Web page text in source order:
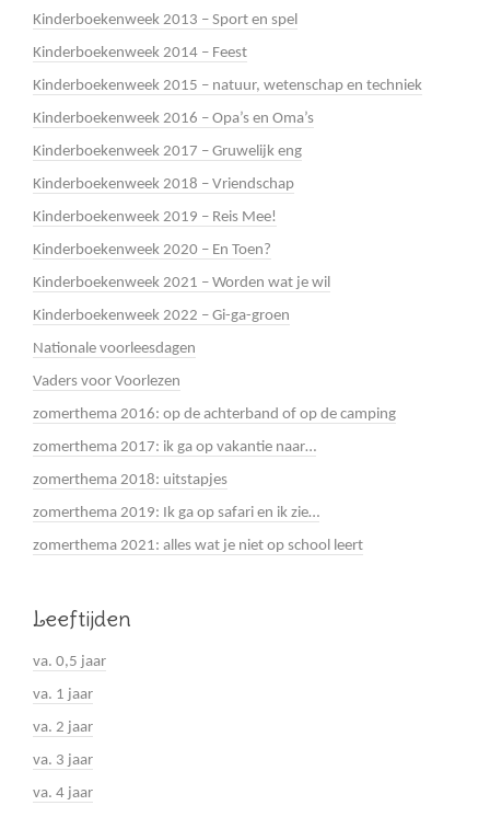
Kinderboekenweek 2013 – Sport en spel
Kinderboekenweek 2014 – Feest
Kinderboekenweek 2015 – natuur, wetenschap en techniek
Kinderboekenweek 2016 – Opa’s en Oma’s
Kinderboekenweek 2017 – Gruwelijk eng
Kinderboekenweek 2018 – Vriendschap
Kinderboekenweek 2019 – Reis Mee!
Kinderboekenweek 2020 – En Toen?
Kinderboekenweek 2021 – Worden wat je wil
Kinderboekenweek 2022 – Gi-ga-groen
Nationale voorleesdagen
Vaders voor Voorlezen
zomerthema 2016: op de achterband of op de camping
zomerthema 2017: ik ga op vakantie naar…
zomerthema 2018: uitstapjes
zomerthema 2019: Ik ga op safari en ik zie…
zomerthema 2021: alles wat je niet op school leert
Leeftijden
va. 0,5 jaar
va. 1 jaar
va. 2 jaar
va. 3 jaar
va. 4 jaar